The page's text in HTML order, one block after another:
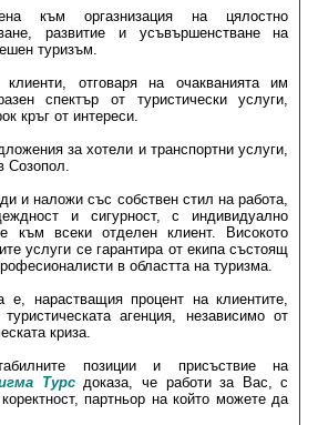
към оргазнизация на цялостно
развитие и усъвършенстване на
туризъм.
отговаря на очакванията им
спектър от туристически услуги,
кръг от интереси.
за хотели и транспортни услуги,
Созопол.
и наложи със собствен стил на работа,
и сигурност, с индивидуално
към всеки отделен клиент. Високото
услуги се гарантира от екипа състоящ
в областта на туризма.
е, нарастващия процент на клиентите,
агенция, независимо от
криза.
позиции и присъствие на
Турсдоказа, че работи за Вас, с
партньор на който можете да